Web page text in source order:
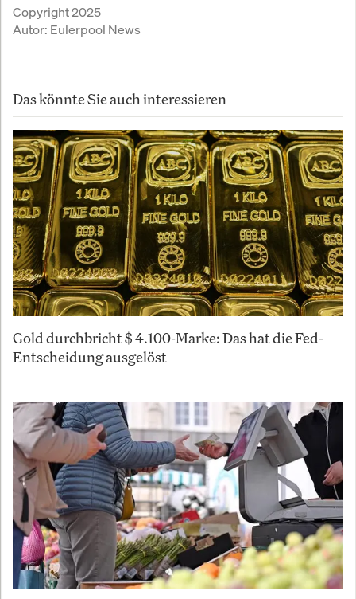
Copyright 2025
Autor: Eulerpool News
Das könnte Sie auch interessieren
Gold durchbricht $ 4.100-Marke: Das hat die Fed-
Entscheidung ausgelöst